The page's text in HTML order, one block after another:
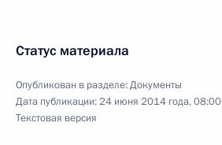
Статус материала
Опубликован в разделе:Документы
Дата публикации:24 июня 2014 года, 08:00
Текстовая версия